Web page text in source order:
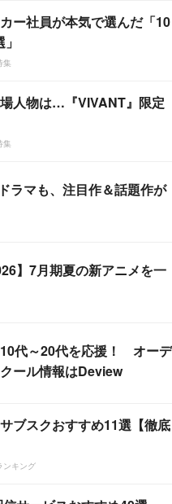
ー社員が本気で選んだ「10
集
人物は…『VIVANT』限定
集
ラマも、注目作＆話題作が
】7月期夏の新アニメを一
代～20代を応援！ オーデ
ール情報はDeview
ブスクおすすめ11選【徹底
ンキング